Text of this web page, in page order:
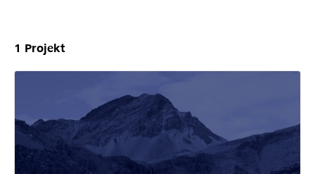
Projekte
1 Projekt